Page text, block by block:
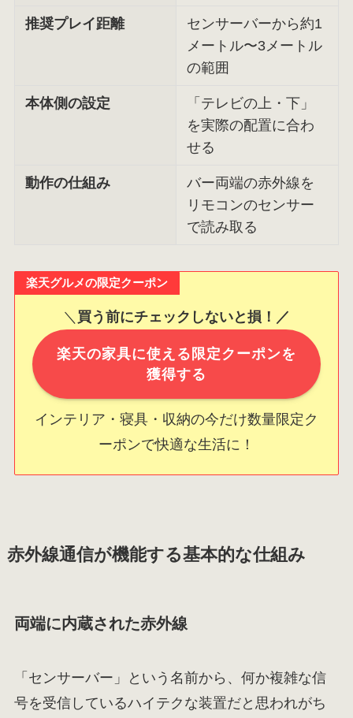
推奨プレイ距離
センサーバーから約1
メートル〜3メートル
の範囲
本体側の設定
「テレビの上・下」
を実際の配置に合わ
せる
動作の仕組み
バー両端の赤外線を
リモコンのセンサー
で読み取る
楽天グルメの限定クーポン
＼ 買う前にチェックしないと損！／
楽天の家具に使える限定クーポンを
獲得する
インテリア・寝具・収納の今だけ数量限定ク
ーポンで快適な生活に！
赤外線通信が機能する基本的な仕組み
両端に内蔵された赤外線
「センサーバー」という名前から、何か複雑な信
号を受信しているハイテクな装置だと思われがち